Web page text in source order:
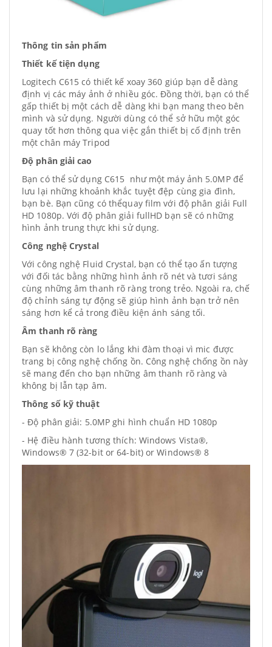
Thông tin sản phẩm
Thiết kế tiện dụng
Logitech C615 có thiết kế xoay 360 giúp bạn dễ dàng
định vị các máy ảnh ở nhiều góc. Đồng thời, bạn có thể
gấp thiết bị một cách dễ dàng khi bạn mang theo bên
mình và sử dụng. Người dùng có thể sở hữu một góc
quay tốt hơn thông qua việc gắn thiết bị cố định trên
một chân máy Tripod
Độ phân giải cao
Bạn có thể sử dụng C615 như một máy ảnh 5.0MP để
lưu lại những khoảnh khắc tuyệt đệp cùng gia đình,
bạn bè. Bạn cũng có thểquay film với độ phân giải Full
HD 1080p. Với độ phân giải fullHD bạn sẽ có những
hình ảnh trung thực khi sử dụng.
Công nghệ Crystal
Với công nghệ Fluid Crystal, bạn có thể tạo ấn tượng
với đối tác bằng những hình ảnh rõ nét và tươi sáng
cùng những âm thanh rõ ràng trong trẻo. Ngoài ra, chế
độ chỉnh sáng tự động sẽ giúp hình ảnh bạn trở nên
sáng hơn kể cả trong điều kiện ánh sáng tối.
Âm thanh rõ ràng
Bạn sẽ không còn lo lắng khi đàm thoại vì mic được
trang bị công nghệ chống ồn. Công nghệ chống ồn này
sẽ mang đến cho bạn những âm thanh rõ ràng và
không bị lẫn tạp âm.
Thông số kỹ thuật
- Độ phân giải: 5.0MP ghi hình chuẩn HD 1080p
- Hệ điều hành tương thích: Windows Vista®,
Windows® 7 (32-bit or 64-bit) or Windows® 8